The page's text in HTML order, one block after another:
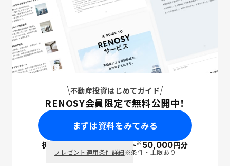
不動産投資はじめてガイド
RENOSY会員限定で無料公開中！
まずは資料をみてみる
初回面談で ポイント※50,000円分
プレゼント適用条件詳細※条件・上限あり